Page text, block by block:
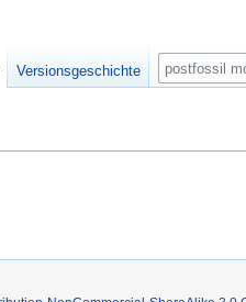
Versionsgeschichte Suche